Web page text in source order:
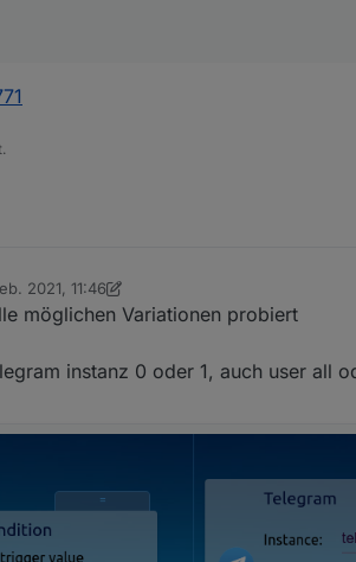
2021, 11:46
crunchip
möglichen Variationen probiert
instanz 0 oder 1, auch user all